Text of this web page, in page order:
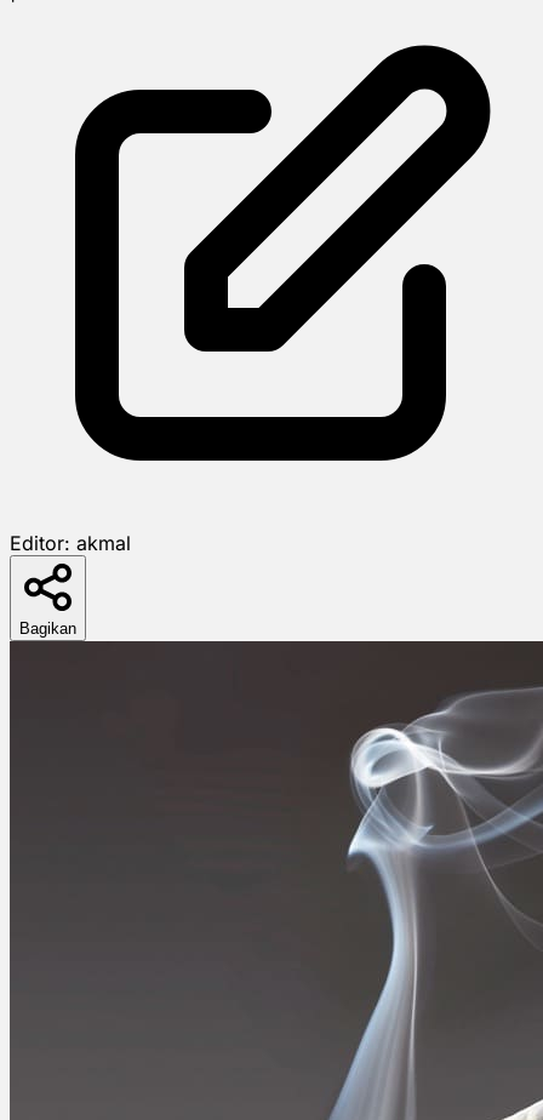
Editor: akmal
Bagikan